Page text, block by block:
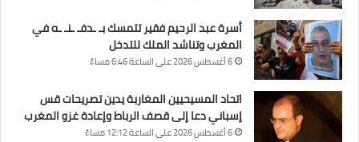
أسرة عبد الرحيم فقير تتمسك بـ ـدفـ ـنـ ـه في
المغرب وتناشد الملك للتدخل
6 أغسطس 2026 على الساعة 6:46 مساءً
اتحاد المسيحيين المغاربة يدين تصريحات قس
إسباني دعا إلى قصف الرباط وإعادة غزو المغرب
6 أغسطس 2026 على الساعة 12:12 مساءً